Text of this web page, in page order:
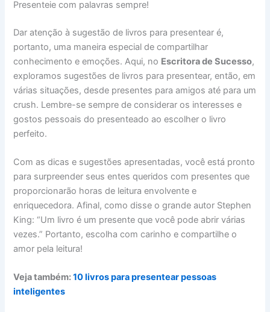
Presenteie com palavras sempre!
Dar atenção à sugestão de livros para presentear é,
portanto, uma maneira especial de compartilhar
conhecimento e emoções. Aqui, no Escritora de Sucesso,
exploramos sugestões de livros para presentear, então, em
várias situações, desde presentes para amigos até para um
crush. Lembre-se sempre de considerar os interesses e
gostos pessoais do presenteado ao escolher o livro
perfeito.
Com as dicas e sugestões apresentadas, você está pronto
para surpreender seus entes queridos com presentes que
proporcionarão horas de leitura envolvente e
enriquecedora. Afinal, como disse o grande autor Stephen
King: “Um livro é um presente que você pode abrir várias
vezes.” Portanto, escolha com carinho e compartilhe o
amor pela leitura!
Veja também:10 livros para presentear pessoas
inteligentes